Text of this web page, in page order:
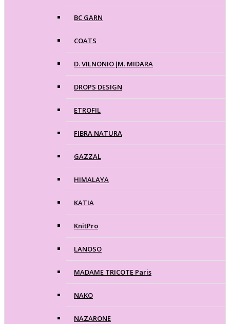
BC GARN
COATS
D. VILNONIO ĮM. MIDARA
DROPS DESIGN
ETROFIL
FIBRA NATURA
GAZZAL
HIMALAYA
KATIA
KnitPro
LANOSO
MADAME TRICOTE Paris
NAKO
NAZARONE